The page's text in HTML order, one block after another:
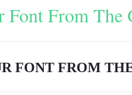
Font From
FONT FROM